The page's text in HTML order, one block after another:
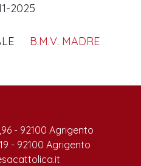
2025
B.M.V. MADRE
- 92100 Agrigento
- 92100 Agrigento